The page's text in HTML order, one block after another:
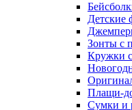
Детские
Зонты с
Кружки
Плащи-
Сумки и